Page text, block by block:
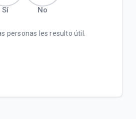
Sí No
personas les resulto útil.